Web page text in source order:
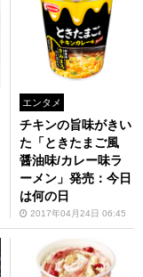
エンタメ
チキンの旨味がきい
た「ときたまご風
醤油味/カレー味ラ
ーメン」発売：今日
は何の日
2017年04月24日 06:45